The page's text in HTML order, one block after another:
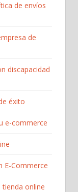
de envíos
de
discapacidad
éxito
e-commerce
E-Commerce
online